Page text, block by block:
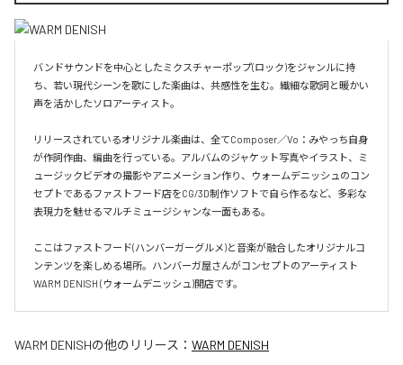
バンドサウンドを中心としたミクスチャーポップ(ロック)をジャンルに持
ち、若い現代シーンを歌にした楽曲は、共感性を生む。繊細な歌詞と暖かい
声を活かしたソロアーティスト。
リリースされているオリジナル楽曲は、全てComposer／Vo：みやっち自身
が作詞作曲、編曲を行っている。アルバムのジャケット写真やイラスト、ミ
ュージックビデオの撮影やアニメーション作り、ウォームデニッシュのコン
セプトであるファストフード店をCG/3D制作ソフトで自ら作るなど、多彩な
表現力を魅せるマルチミュージシャンな一面もある。
ここはファストフード(ハンバーガーグルメ)と音楽が融合したオリジナルコ
ンテンツを楽しめる場所。ハンバーガ屋さんがコンセプトのアーティスト
WARM DENISH (ウォームデニッシュ)開店です。
WARM DENISHの他のリリース： WARM DENISH